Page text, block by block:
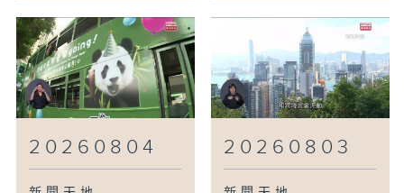
20260804 20260803